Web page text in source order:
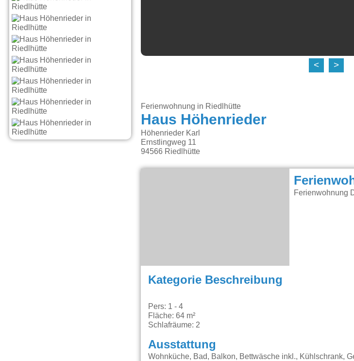
< >
Ferienwohnung in Riedlhütte
Haus Höhenrieder
Höhenrieder Karl
Ernstlingweg 11
94566 Riedlhütte
Ferienwohnung
Kategorie Beschreibung
Pers: 1 - 4
Fläche: 64 m²
Schlafräume: 2
Ausstattung
Wohnküche, Bad, Balkon, Bettwäsche inkl., Kühlschrank,